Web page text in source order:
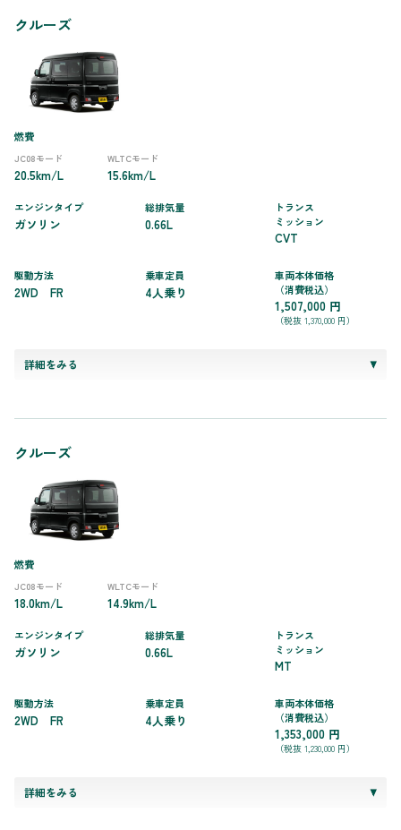
クルーズ
燃費
JC08モード
20.5km/L
WLTCモード
15.6km/L
エンジンタイプ
ガソリン
総排気量
0.66L
トランス
ミッション
CVT
駆動方法
2WD FR
乗車定員
4人乗り
車両本体価格
（消費税込）
1,507,000 円
（税抜 1,370,000 円）
詳細をみる
クルーズ
燃費
JC08モード
18.0km/L
WLTCモード
14.9km/L
エンジンタイプ
ガソリン
総排気量
0.66L
トランス
ミッション
MT
駆動方法
2WD FR
乗車定員
4人乗り
車両本体価格
（消費税込）
1,353,000 円
（税抜 1,230,000 円）
詳細をみる